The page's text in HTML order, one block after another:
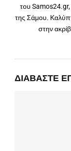
του
της Σάμου.
στην
ΔΙΑΒΆΣΤΕ